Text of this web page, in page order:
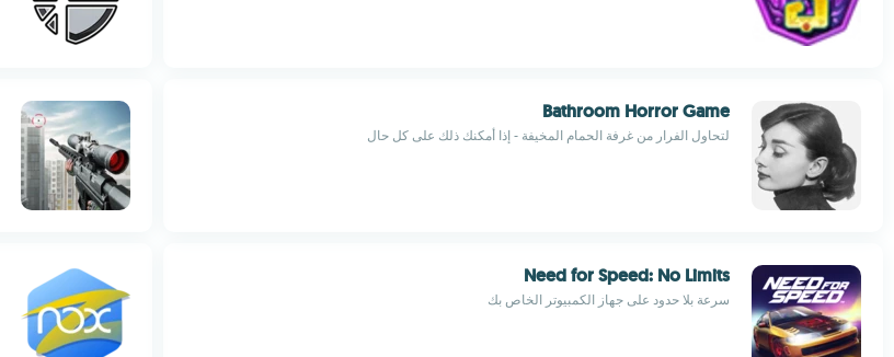
Bathroom Horror Game
لتحاول الفرار من غرفة الحمام المخيفة - إذا أمكنك ذلك على كل حال
Need for Speed: No Limits
سرعة بلا حدود على جهاز الكمبيوتر الخاص بك